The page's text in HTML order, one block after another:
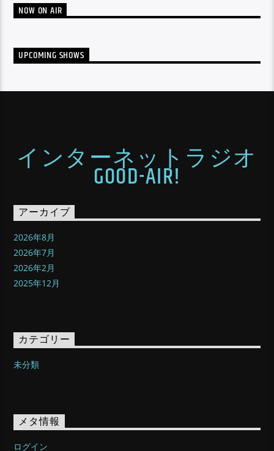
NOW ON AIR
UPCOMING SHOWS
インターネットラジオ
GOOD-AIR!
アーカイブ
2026年8月
2026年7月
2026年2月
2025年12月
カテゴリー
未分類
メタ情報
ログイン